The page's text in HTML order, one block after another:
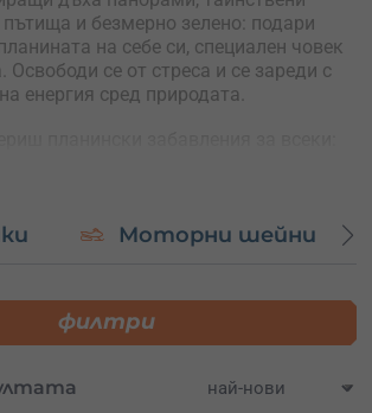
и безмерно зелено: подари
на себе си, специален човек
Освободи се от стреса и се зареди с
енергия сред природата.
планински офроуд с бъгита,
преходи с коне;
из Балкана;
Моторни шейни
филтри